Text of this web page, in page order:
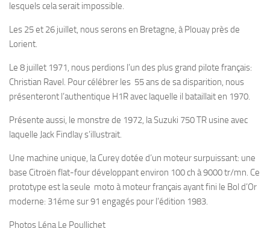
lesquels cela serait impossible.
Les 25 et 26 juillet, nous serons en Bretagne, à Plouay près de
Lorient.
Le 8 juillet 1971, nous perdions l’un des plus grand pilote français:
Christian Ravel. Pour célébrer les 55 ans de sa disparition, nous
présenteront l’authentique H1R avec laquelle il bataillait en 1970.
Présente aussi, le monstre de 1972, la Suzuki 750 TR usine avec
laquelle Jack Findlay s’illustrait.
Une machine unique, la Curey dotée d’un moteur surpuissant: une
base Citroën flat-four développant environ 100 ch à 9000 tr/mn. Ce
prototype est la seule moto à moteur français ayant fini le Bol d’Or
moderne: 31éme sur 91 engagés pour l’édition 1983.
Photos Léna Le Poullichet